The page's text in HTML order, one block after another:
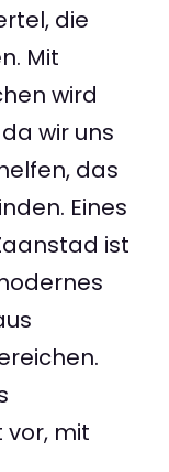
die
Mit
wird
wir uns
das
Eines
ist
mit